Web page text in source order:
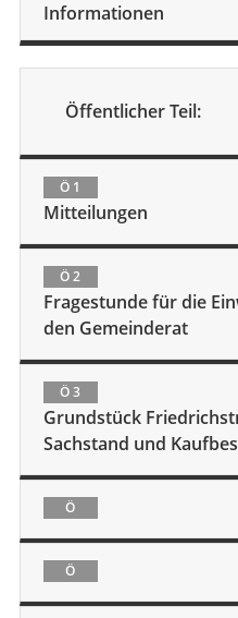
Informationen
Öffentlicher Teil:
Ö 1
Mitteilungen
Ö 2
Fragestunde für die
den Gemeinderat
Ö 3
Grundstück
Sachstand und
Ö
Ö